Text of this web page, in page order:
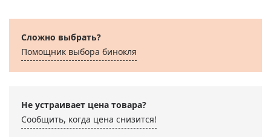
Сложно выбрать?
Помощник выбора бинокля
Не устраивает цена товара?
Сообщить, когда цена снизится!